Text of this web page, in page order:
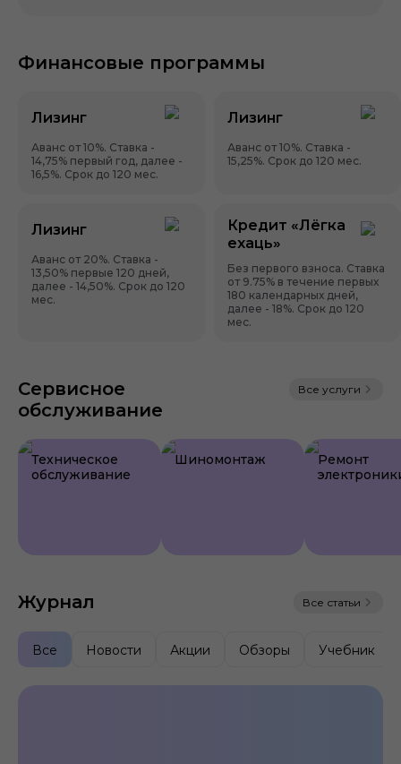
Финансовые программы
Лизинг
Аванс от 10%. Ставка -
14,75% первый год, далее -
16,5%. Срок до 120 мес.
Лизинг
Аванс от 10%. Ставка -
15,25%. Срок до 120 мес.
Лизинг
Аванс от 20%. Ставка -
13,50% первые 120 дней,
далее - 14,50%. Срок до 120
мес.
Кредит «Лёгка
ехаць»
Без первого взноса. Ставка
от 9.75% в течение первых
180 календарных дней,
далее - 18%. Срок до 120
мес.
Сервисное
обслуживание
Все услуги
Техническое
обслуживание
Шиномонтаж
Ремонт
Журнал Все статьи
Все Новости Акции Обзоры Учебник